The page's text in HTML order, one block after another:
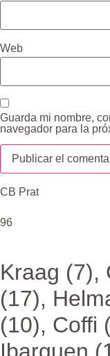
Web
Guarda mi nombre,
navegador para la
CB Prat
96
Kraag (7),
(17),
(10), Coffi
Ibarguen